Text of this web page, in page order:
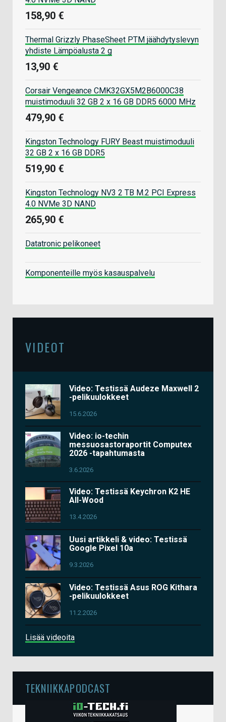
158,90 €
Thermal Grizzly PhaseSheet PTM jäähdytyslevyn
yhdiste Lämpöalusta 2 g
13,90 €
Corsair Vengeance CMK32GX5M2B6000C38
muistimoduuli 32 GB 2 x 16 GB DDR5 6000 MHz
479,90 €
Kingston Technology FURY Beast muistimoduuli
32 GB 2 x 16 GB DDR5
519,90 €
Kingston Technology NV3 2 TB M.2 PCI Express
4.0 NVMe 3D NAND
265,90 €
Datatronic pelikoneet
Komponenteille myös kasauspalvelu
VIDEOT
Video: Testissä Audeze Maxwell 2
-pelikuulokkeet
15.6.2026
Video: io-techin
messuosastoraportit Computex
2026 -tapahtumasta
3.6.2026
Video: Testissä Keychron K2 HE
All-Wood
13.4.2026
Uusi artikkeli & video: Testissä
Google Pixel 10a
9.3.2026
Video: Testissä Asus ROG Kithara
-pelikuulokkeet
11.2.2026
Lisää videoita
TEKNIIKKAPODCAST